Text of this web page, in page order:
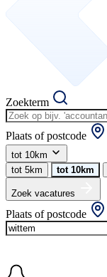
Zoekterm
Plaats of postcode
tot 10km
tot 5km
tot 10km
Zoek vacatures
Plaats of postcode